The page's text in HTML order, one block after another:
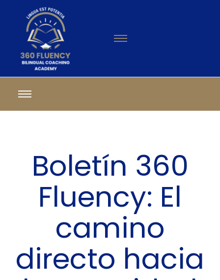
Boletín 360
Fluency: El
camino
directo hacia